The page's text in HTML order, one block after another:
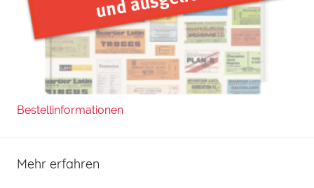
Bestellinformationen
Mehr erfahren